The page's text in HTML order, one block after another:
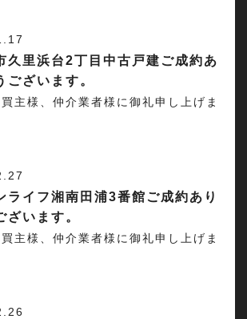
久里浜台2丁目中古戸建ご成約あ
ございます。
主様、仲介業者様に御礼申し上げま
ライフ湘南田浦3番館ご成約あり
ざいます。
主様、仲介業者様に御礼申し上げま